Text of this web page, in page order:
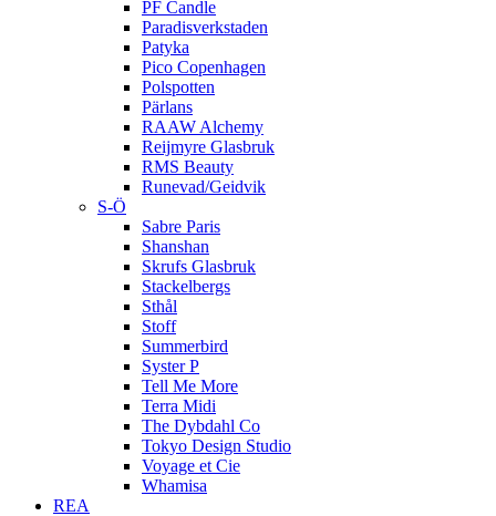
PF Candle
Paradisverkstaden
Patyka
Pico Copenhagen
Polspotten
Pärlans
RAAW Alchemy
Reijmyre Glasbruk
RMS Beauty
Runevad/Geidvik
S-Ö
Sabre Paris
Shanshan
Skrufs Glasbruk
Stackelbergs
Sthål
Stoff
Summerbird
Syster P
Tell Me More
Terra Midi
The Dybdahl Co
Tokyo Design Studio
Voyage et Cie
Whamisa
REA